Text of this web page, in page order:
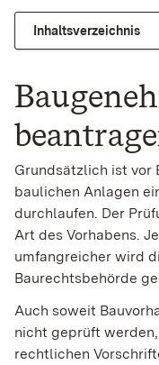
Inhaltsverzeichnis
Grundsätzlich ist vor
baulichen Anlagen
durchlaufen. Der
Art des Vorhabens.
umfangreicher wird
Baurechtsbehörde
Auch soweit
nicht geprüft
rechtlichen